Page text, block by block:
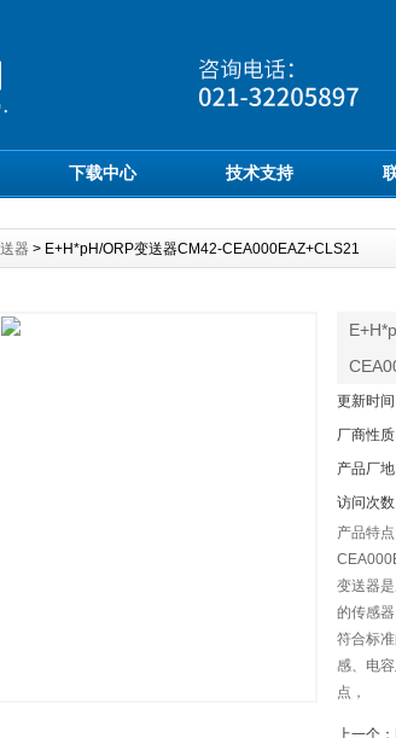
下载中心 技术支持
器 > E+H*pH/ORP变送器CM42-CEA000EAZ+CLS21
更新时
厂商性
产品厂
访问次
产品特
变送器
的传感
符合标
感、电
点，
上一个：